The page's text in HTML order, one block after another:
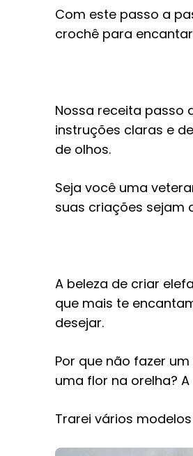
Com este passo a
crochê para
Nossa receita passo
instruções claras e
de olhos.
Seja você uma
suas criações sejam
A beleza de criar
que mais te
desejar.
Por que não fazer
uma flor na orelha?
Trarei vários